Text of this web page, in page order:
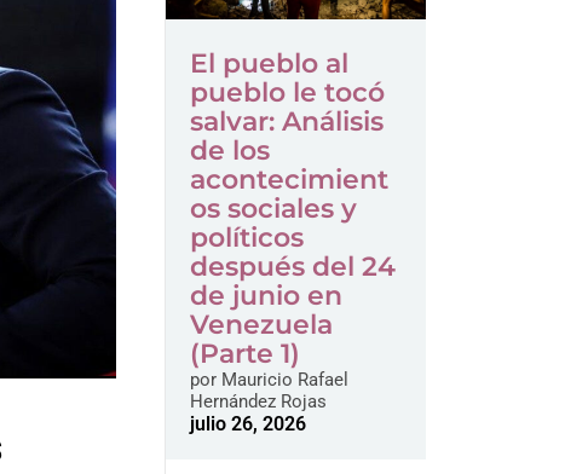
El pueblo al
pueblo le tocó
salvar: Análisis
de los
acontecimient
os sociales y
políticos
después del 24
de junio en
Venezuela
(Parte 1)
porMauricio Rafael
Hernández Rojas
julio 26, 2026